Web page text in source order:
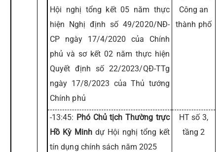
Hội nghị tổng kết 05 năm thực
hiện Nghị định số 49/2020/NĐ-
CP ngày 17/4/2020 của Chính
phủ và sơ kết 02 năm thực hiện
Quyết định số 22/2023/QĐ-TTg
ngày 17/8/2023 của Thủ tướng
Chính phủ
Công an
thành phố
-13:45: Phó Chủ tịch Thường trực
Hồ Kỳ Minh dự Hội nghị tổng kết
tín dụng chính sách năm 2025
HT số 3,
tầng 2